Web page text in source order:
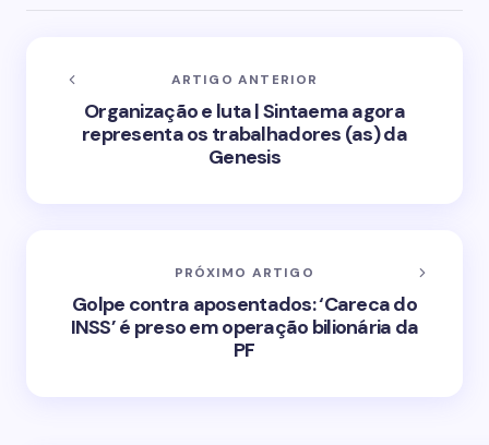
ARTIGO ANTERIOR
Organização e luta | Sintaema agora
representa os trabalhadores (as) da
Genesis
PRÓXIMO ARTIGO
Golpe contra aposentados: ‘Careca do
INSS’ é preso em operação bilionária da
PF